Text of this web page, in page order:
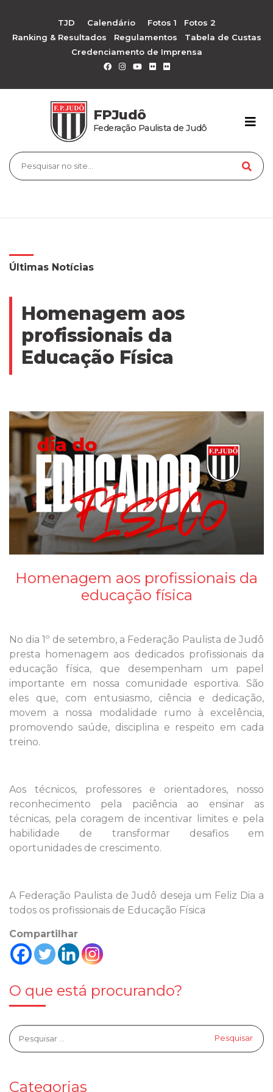
TJD Calendário Fotos 1
Fotos 2
Ranking & Resultados
Regulamentos
Tabela de Custas
Credenciamento de Imprensa
FPJudô
Federação Paulista de Judô
Últimas Notícias
Homenagem aos
profissionais da
Educação Física
Homenagem aos profissionais da
educação física
No dia 1º de setembro, a Federação Paulista de Judô
presta homenagem aos dedicados profissionais da
educação física, que desempenham um papel
importante em nossa comunidade esportiva. São
eles que, com entusiasmo, ciência e dedicação,
movem a nossa modalidade rumo à excelência,
promovendo saúde, disciplina e respeito em cada
treino.
Aos técnicos, professores e orientadores, nosso
reconhecimento pela paciência ao ensinar as
técnicas, pela coragem de incentivar limites e pela
habilidade de transformar desafios em
oportunidades de crescimento.
A Federação Paulista de Judô deseja um Feliz Dia a
todos os profissionais de Educação Física
Compartilhar
O que está procurando?
Categorias